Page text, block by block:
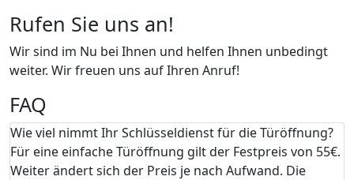
Rufen Sie uns an!
Wir sind im Nu bei Ihnen und helfen Ihnen unbedingt
weiter. Wir freuen uns auf Ihren Anruf!
FAQ
Wie viel nimmt Ihr Schlüsseldienst für die Türöffnung?
Für eine einfache Türöffnung gilt der Festpreis von 55€.
Weiter ändert sich der Preis je nach Aufwand. Die